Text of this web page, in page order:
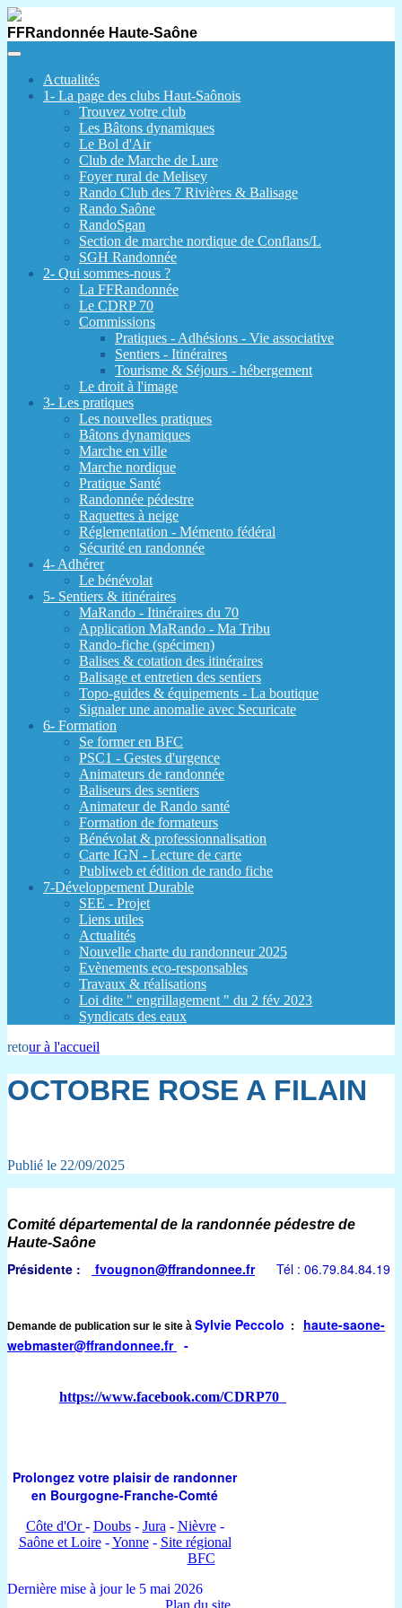
FFRandonnée Haute-Saône
Actualités
1- La page des clubs Haut-Saônois
Trouvez votre club
Les Bâtons dynamiques
Le Bol d'Air
Club de Marche de Lure
Foyer rural de Melisey
Rando Club des 7 Rivières & Balisage
Rando Saône
RandoSgan
Section de marche nordique de Conflans/L
SGH Randonnée
2- Qui sommes-nous ?
La FFRandonnée
Le CDRP 70
Commissions
Pratiques - Adhésions - Vie associative
Sentiers - Itinéraires
Tourisme & Séjours - hébergement
Le droit à l'image
3- Les pratiques
Les nouvelles pratiques
Bâtons dynamiques
Marche en ville
Marche nordique
Pratique Santé
Randonnée pédestre
Raquettes à neige
Réglementation - Mémento fédéral
Sécurité en randonnée
4- Adhérer
Le bénévolat
5- Sentiers & itinéraires
MaRando - Itinéraires du 70
Application MaRando - Ma Tribu
Rando-fiche (spécimen)
Balises & cotation des itinéraires
Balisage et entretien des sentiers
Topo-guides & équipements - La boutique
Signaler une anomalie avec Securicate
6- Formation
Se former en BFC
PSC1 - Gestes d'urgence
Animateurs de randonnée
Baliseurs des sentiers
Animateur de Rando santé
Formation de formateurs
Bénévolat & professionnalisation
Carte IGN - Lecture de carte
Publiweb et édition de rando fiche
7-Développement Durable
SEE - Projet
Liens utiles
Actualités
Nouvelle charte du randonneur 2025
Evènements eco-responsables
Travaux & réalisations
Loi dite " engrillagement " du 2 fév 2023
Syndicats des eaux
retour à l'accueil
OCTOBRE ROSE A FILAIN
Publié le 22/09/2025
Comité départemental de la randonnée pédestre de
Haute-Saône
Présidente : fvougnon@ffrandonnee.fr Tél : 06.79.84.84.19
Demande de publication sur le site à Sylvie Peccolo :
haute-saone-
webmaster@ffrandonnee.fr -
https://www.facebook.com/CDRP70
Prolongez votre plaisir de randonner
en Bourgogne-Franche-Comté
Côte d'Or- Doubs- Jura - Nièvre-
Saône et Loire-Yonne- Site régional
BFC
Dernière mise à jour le 5 mai 2026
Plan du site